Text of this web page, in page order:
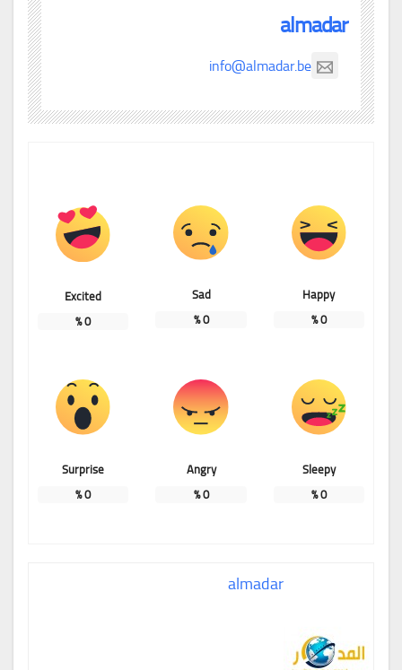
almadar
info@almadar.be
Happy
0
%
Sad
0
%
Excited
0
%
Sleepy
0
%
Angry
0
%
Surprise
0
%
almadar